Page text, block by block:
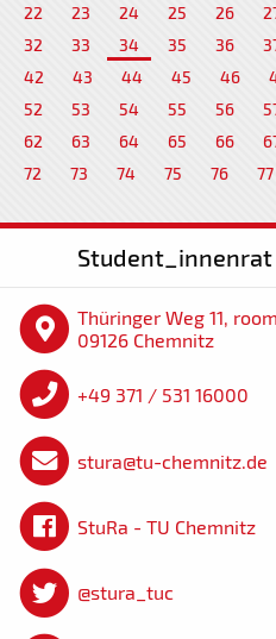
22
23 24 25 26
32
33 34 35 36
42
43 44 45 46
52
53 54 55 56
62
63 64 65 66
72
73 74 75 76 77
Student_innenrat
Thüringer Weg 11,
09126 Chemnitz
+49 371 / 531 16000
stura@tu-chemnitz.de
StuRa - TU Chemnitz
@stura_tuc